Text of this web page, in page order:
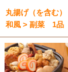
丸揚げ（を含む
和風 > 副菜 1品